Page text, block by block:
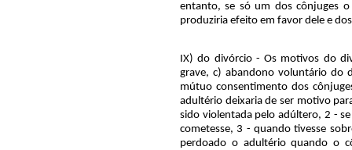
entanto, se só um dos cônjuges
produziria efeito em favor dele e
IX) do divórcio - Os motivos do
grave, c) abandono voluntário do
mútuo consentimento dos
adultério deixaria de ser motivo
sido violentada pelo adúltero, 2 -
cometesse, 3 - quando tivesse
perdoado o adultério quando o